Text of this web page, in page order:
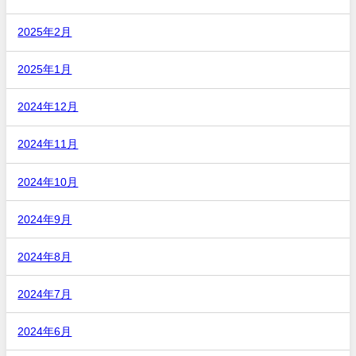
2025年2月
2025年1月
2024年12月
2024年11月
2024年10月
2024年9月
2024年8月
2024年7月
2024年6月